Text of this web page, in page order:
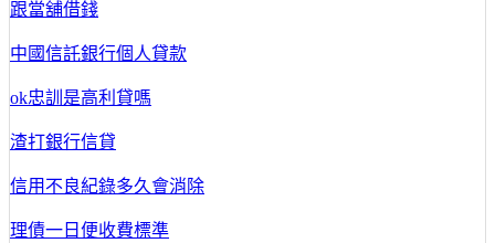
跟當舖借錢
中國信託銀行個人貸款
ok忠訓是高利貸嗎
渣打銀行信貸
信用不良紀錄多久會消除
理債一日便收費標準